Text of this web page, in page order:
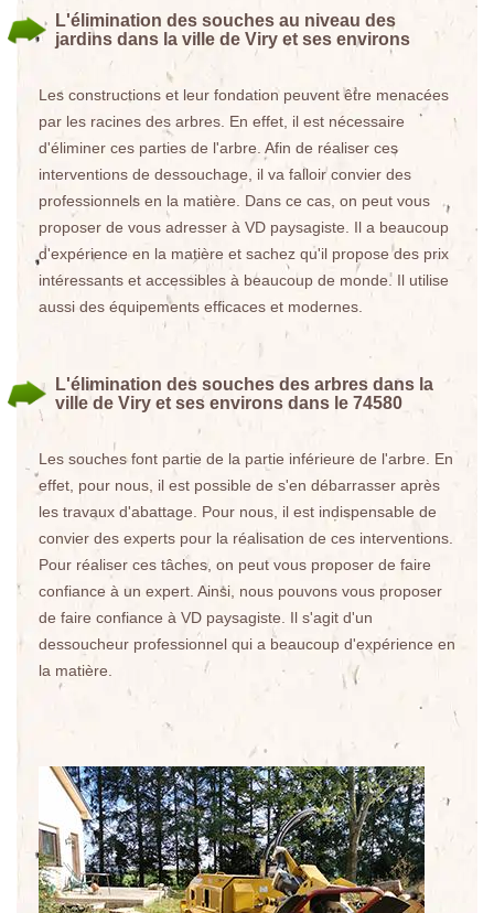
L'élimination des souches au niveau des
jardins dans la ville de Viry et ses environs
Les constructions et leur fondation peuvent être menacées
par les racines des arbres. En effet, il est nécessaire
d'éliminer ces parties de l'arbre. Afin de réaliser ces
interventions de dessouchage, il va falloir convier des
professionnels en la matière. Dans ce cas, on peut vous
proposer de vous adresser à VD paysagiste. Il a beaucoup
d'expérience en la matière et sachez qu'il propose des prix
intéressants et accessibles à beaucoup de monde. Il utilise
aussi des équipements efficaces et modernes.
L'élimination des souches des arbres dans la
ville de Viry et ses environs dans le 74580
Les souches font partie de la partie inférieure de l'arbre. En
effet, pour nous, il est possible de s'en débarrasser après
les travaux d'abattage. Pour nous, il est indispensable de
convier des experts pour la réalisation de ces interventions.
Pour réaliser ces tâches, on peut vous proposer de faire
confiance à un expert. Ainsi, nous pouvons vous proposer
de faire confiance à VD paysagiste. Il s'agit d'un
dessoucheur professionnel qui a beaucoup d'expérience en
la matière.